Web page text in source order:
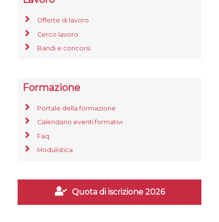
Offerte di lavoro
Cerco lavoro
Bandi e concorsi
Formazione
Portale della formazione
Calendario eventi formativi
Faq
Modulistica
Quota di iscrizione 2026